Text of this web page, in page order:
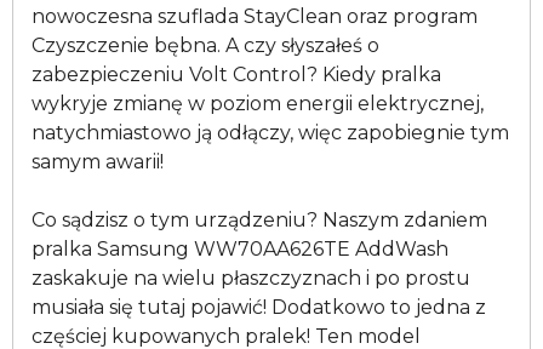
nowoczesna szuflada StayClean oraz program
Czyszczenie bębna. A czy słyszałeś o
zabezpieczeniu Volt Control? Kiedy pralka
wykryje zmianę w poziom energii elektrycznej,
natychmiastowo ją odłączy, więc zapobiegnie tym
samym awarii!
Co sądzisz o tym urządzeniu? Naszym zdaniem
pralka Samsung WW70AA626TE AddWash
zaskakuje na wielu płaszczyznach i po prostu
musiała się tutaj pojawić! Dodatkowo to jedna z
częściej kupowanych pralek! Ten model